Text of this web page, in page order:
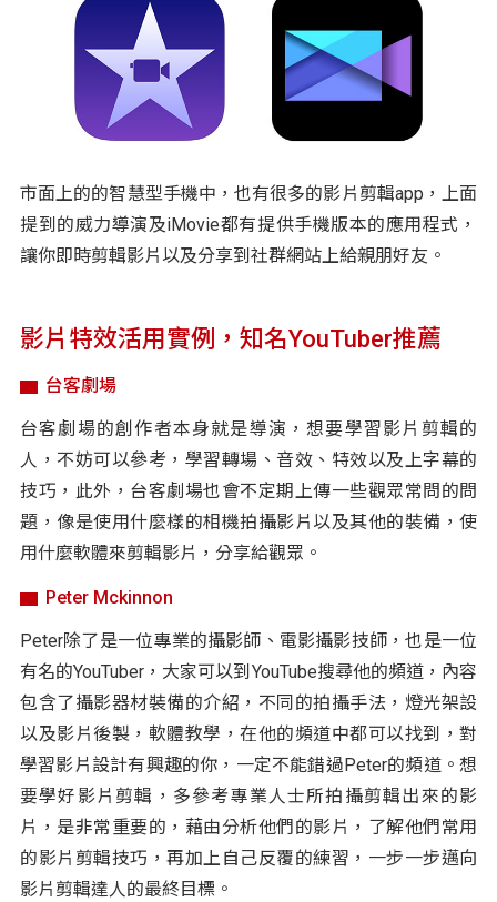
市面上的的智慧型手機中，也有很多的影片剪輯app，上面
提到的威力導演及iMovie都有提供手機版本的應用程式，
讓你即時剪輯影片以及分享到社群網站上給親朋好友。
影片特效活用實例，知名YouTuber推薦
台客劇場
台客劇場的創作者本身就是導演，想要學習影片剪輯的
人，不妨可以參考，學習轉場、音效、特效以及上字幕的
技巧，此外，台客劇場也會不定期上傳一些觀眾常問的問
題，像是使用什麼樣的相機拍攝影片以及其他的裝備，使
用什麼軟體來剪輯影片，分享給觀眾。
Peter Mckinnon
Peter除了是一位專業的攝影師、電影攝影技師，也是一位
有名的YouTuber，大家可以到YouTube搜尋他的頻道，內容
包含了攝影器材裝備的介紹，不同的拍攝手法，燈光架設
以及影片後製，軟體教學，在他的頻道中都可以找到，對
學習影片設計有興趣的你，一定不能錯過Peter的頻道。想
要學好影片剪輯，多參考專業人士所拍攝剪輯出來的影
片，是非常重要的，藉由分析他們的影片，了解他們常用
的影片剪輯技巧，再加上自己反覆的練習，一步一步邁向
影片剪輯達人的最終目標。